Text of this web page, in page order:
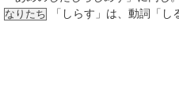
なりたち 「しらす」は、動詞「し